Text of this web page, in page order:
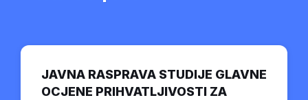
JAVNA RASPRAVA STUDIJE GLAVNE
OCJENE PRIHVATLJIVOSTI ZA